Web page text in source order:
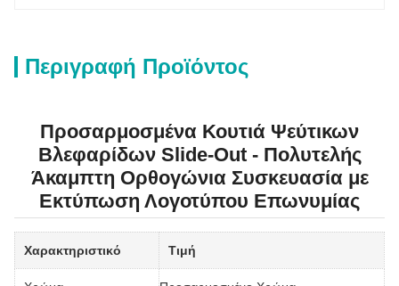
Περιγραφή Προϊόντος
Προσαρμοσμένα Κουτιά Ψεύτικων
Βλεφαρίδων Slide-Out - Πολυτελής
Άκαμπτη Ορθογώνια Συσκευασία με
Εκτύπωση Λογοτύπου Επωνυμίας
Χαρακτηριστικό Τιμή